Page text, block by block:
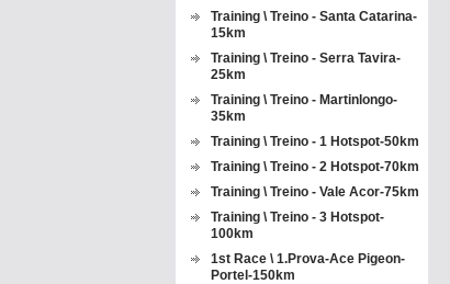
Training \ Treino - Santa Catarina-
15km
Training \ Treino - Serra Tavira-
25km
Training \ Treino - Martinlongo-
35km
Training \ Treino - 1 Hotspot-50km
Training \ Treino - 2 Hotspot-70km
Training \ Treino - Vale Acor-75km
Training \ Treino - 3 Hotspot-
100km
1st Race \ 1.Prova-Ace Pigeon-
Portel-150km